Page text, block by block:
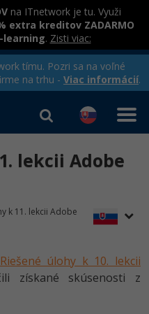
na ITnetwork je tu. Využi
extra kreditov ZADARMO
. Zisti viac:
tímu. Pozri sa na voľné
na trhu - Viac informácií.
lekcii Adobe
k 11. lekcii Adobe
Riešené úlohy k 10. lekcii
získané skúsenosti z